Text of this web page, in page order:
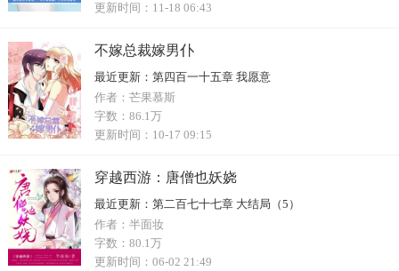
更新时间： 11-18 06:43
不嫁总裁嫁男仆
最近更新： 第四百一十五章 我愿意
作者： 芒果慕斯
字数： 86.1万
更新时间： 10-17 09:15
穿越西游：唐僧也妖娆
最近更新： 第二百七十七章 大结局（5）
作者： 半面妆
字数： 80.1万
更新时间： 06-02 21:49